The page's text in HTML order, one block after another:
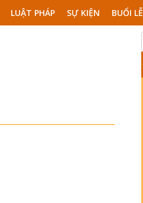
LUẬT PHÁP SỰ KIỆN BUỔI LỄ